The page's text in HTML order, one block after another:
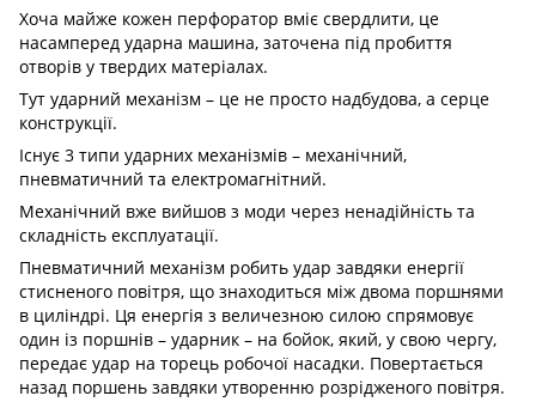
Хоча майже кожен перфоратор вміє свердлити, це
насамперед ударна машина, заточена під пробиття
отворів у твердих матеріалах.
Тут ударний механізм – це не просто надбудова, а серце
конструкції.
Існує 3 типи ударних механізмів – механічний,
пневматичний та електромагнітний.
Механічний вже вийшов з моди через ненадійність та
складність експлуатації.
Пневматичний механізм робить удар завдяки енергії
стисненого повітря, що знаходиться між двома поршнями
в циліндрі. Ця енергія з величезною силою спрямовує
один із поршнів – ударник – на бойок, який, у свою чергу,
передає удар на торець робочої насадки. Повертається
назад поршень завдяки утворенню розрідженого повітря.